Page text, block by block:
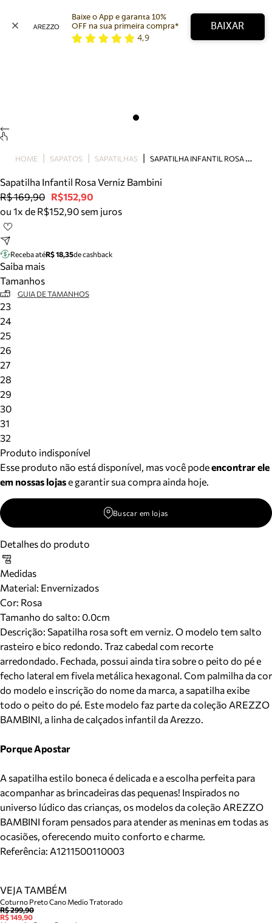
Bolsa
Tamanco
Tênis
Mule
Tire dúvidas sobre pedidos, devoluções e mais.
Meus pedidos
Acompanhe seus pedidos e solicite devoluções.
Baixe o App e garanta 10%
OFF na sua primeira compra*
4,9
BAIXAR
HOME SAPATOS SAPATILHAS S
APATILHA INFANTIL ROSA VERNIZ BAMBINI
Sapatilha Infantil Rosa Verniz Bambini
R$ 169,90 R$152,90
ou 1x de R$152,90 sem juros
Receba atéR$ 18,35de cashback
Saiba mais
Tamanhos
GUIA DE TAMANHOS
23
24
25
26
27
28
29
30
31
32
Produto indisponível
Esse produto não está disponível, mas você podeencontrar ele
em nossas lojase garantir sua compra ainda hoje.
Buscar em lojas
Detalhes do produto
Medidas
Material: Envernizados
Cor: Rosa
Tamanho do salto: 0.0cm
Descrição: Sapatilha rosa soft em verniz. O modelo tem salto
rasteiro e bico redondo. Traz cabedal com recorte
arredondado. Fechada, possui ainda tira sobre o peito do pé e
fecho lateral em fivela metálica hexagonal. Com palmilha da cor
do modelo e inscrição do nome da marca, a sapatilha exibe
todo o peito do pé. Este modelo faz parte da coleção AREZZO
BAMBINI, a linha de calçados infantil da Arezzo.
Porque Apostar
A sapatilha estilo boneca é delicada e a escolha perfeita para
acompanhar as brincadeiras das pequenas! Inspirados no
universo lúdico das crianças, os modelos da coleção AREZZO
BAMBINI foram pensados para atender as meninas em todas as
ocasiões, oferecendo muito conforto e charme.
Referência: A1211500110003
VEJA TAMBÉM
Coturno Preto Cano Medio Tratorado
R$ 299,90
R$ 149,90